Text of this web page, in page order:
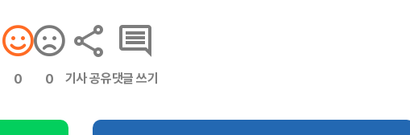
0 0 기사 공유댓글 쓰기